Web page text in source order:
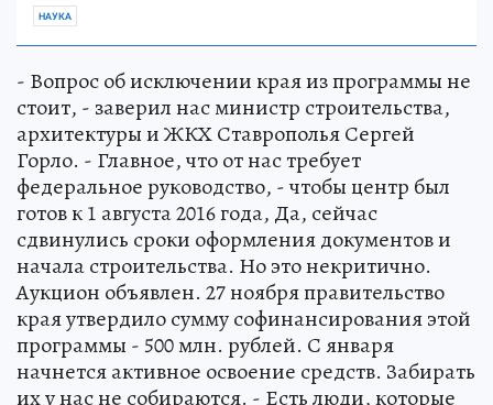
НАУКА
- Вопрос об исключении края из программы не
стоит, - заверил нас министр строительства,
архитектуры и ЖКХ Ставрополья Сергей
Горло. - Главное, что от нас требует
федеральное руководство, - чтобы центр был
готов к 1 августа 2016 года, Да, сейчас
сдвинулись сроки оформления документов и
начала строительства. Но это некритично.
Аукцион объявлен. 27 ноября правительство
края утвердило сумму софинансирования этой
программы - 500 млн. рублей. С января
начнется активное освоение средств. Забирать
их у нас не собираются. - Есть люди, которые